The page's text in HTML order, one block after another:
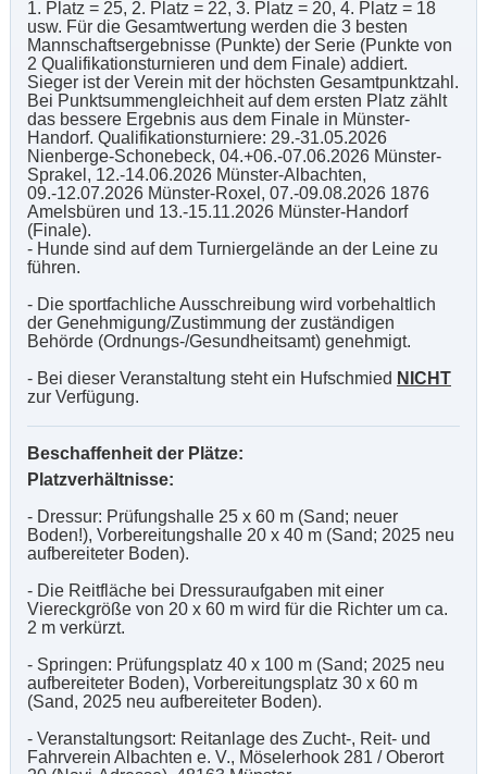
1. Platz = 25, 2. Platz = 22, 3. Platz = 20, 4. Platz = 18
usw. Für die Gesamtwertung werden die 3 besten
Mannschaftsergebnisse (Punkte) der Serie (Punkte von
2 Qualifikationsturnieren und dem Finale) addiert.
Sieger ist der Verein mit der höchsten Gesamtpunktzahl.
Bei Punktsummengleichheit auf dem ersten Platz zählt
das bessere Ergebnis aus dem Finale in Münster-
Handorf. Qualifikationsturniere: 29.-31.05.2026
Nienberge-Schonebeck, 04.+06.-07.06.2026 Münster-
Sprakel, 12.-14.06.2026 Münster-Albachten,
09.-12.07.2026 Münster-Roxel, 07.-09.08.2026 1876
Amelsbüren und 13.-15.11.2026 Münster-Handorf
(Finale).
- Hunde sind auf dem Turniergelände an der Leine zu
führen.
- Die sportfachliche Ausschreibung wird vorbehaltlich
der Genehmigung/Zustimmung der zuständigen
Behörde (Ordnungs-/Gesundheitsamt) genehmigt.
- Bei dieser Veranstaltung steht ein Hufschmied NICHT
zur Verfügung.
Beschaffenheit der Plätze:
Platzverhältnisse:
- Dressur: Prüfungshalle 25 x 60 m (Sand; neuer
Boden!), Vorbereitungshalle 20 x 40 m (Sand; 2025 neu
aufbereiteter Boden).
- Die Reitfläche bei Dressuraufgaben mit einer
Viereckgröße von 20 x 60 m wird für die Richter um ca.
2 m verkürzt.
- Springen: Prüfungsplatz 40 x 100 m (Sand; 2025 neu
aufbereiteter Boden), Vorbereitungsplatz 30 x 60 m
(Sand, 2025 neu aufbereiteter Boden).
- Veranstaltungsort: Reitanlage des Zucht-, Reit- und
Fahrverein Albachten e. V., Möselerhook 281 / Oberort